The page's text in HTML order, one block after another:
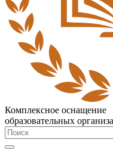
Комплексное оснащение
образовательных